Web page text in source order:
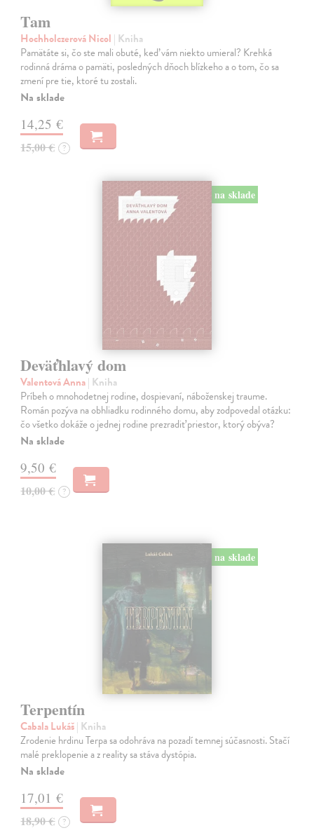
Tam
Hochholczerová Nicol | Kniha
Pamätáte si, čo ste mali obuté, keď vám niekto umieral? Krehká
rodinná dráma o pamäti, posledných dňoch blízkeho a o tom, čo sa
zmení pre tie, ktoré tu zostali.
Na sklade
14,25 €
15,00 € ?
na sklade
Deväťhlavý dom
Valentová Anna| Kniha
Príbeh o mnohodetnej rodine, dospievaní, náboženskej traume.
Román pozýva na obhliadku rodinného domu, aby zodpovedal otázku:
čo všetko dokáže o jednej rodine prezradiť priestor, ktorý obýva?
Na sklade
9,50 €
10,00 € ?
na sklade
Terpentín
Cabala Lukáš| Kniha
Zrodenie hrdinu Terpa sa odohráva na pozadí temnej súčasnosti. Stačí
malé preklopenie a z reality sa stáva dystópia.
Na sklade
17,01 €
18,90 € ?